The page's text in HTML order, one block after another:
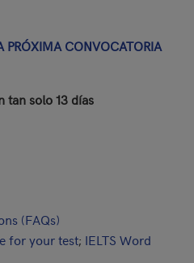
PRÓXIMA CONVOCATORIA
tan solo 13 días
(FAQs)
for your test; IELTS Word